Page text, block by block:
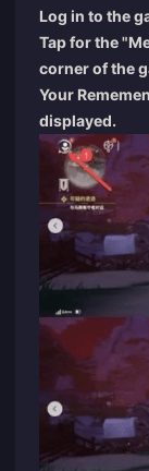
Log in to the
Tap for the
corner of the
Your
displayed.